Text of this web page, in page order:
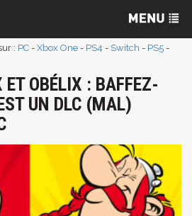
: PC - Xbox One - PS4 - Switch - PS5 -
OBÉLIX : BAFFEZ-
UN DLC (MAL)